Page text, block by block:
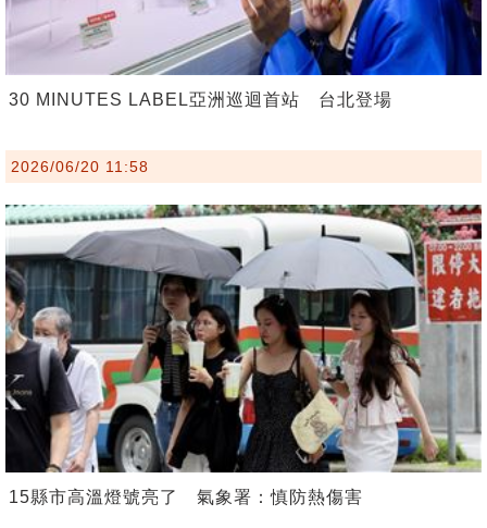
30 MINUTES LABEL亞洲巡迴首站 台北登場
2026/06/20 11:58
15縣市高溫燈號亮了 氣象署：慎防熱傷害